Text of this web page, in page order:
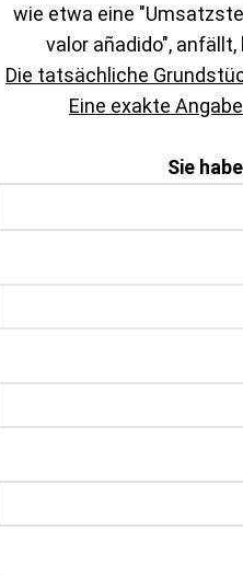
wie etwa eine
valor añadido",
Die tatsächliche
Eine exakte
Sie